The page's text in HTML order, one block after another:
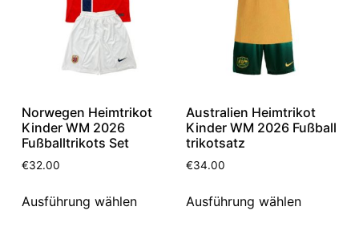
Norwegen Heimtrikot
Kinder WM 2026
Fußballtrikots Set
€32.00
Ausführung wählen
Australien Heimtrikot
Kinder WM 2026 Fußball
trikotsatz
€34.00
Ausführung wählen